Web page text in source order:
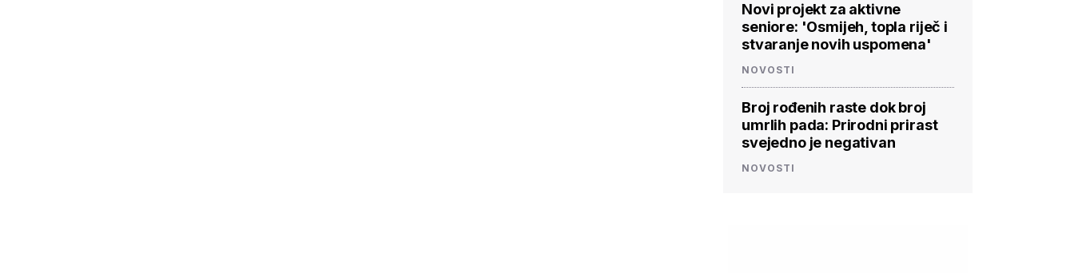
Novi projekt za aktivne
seniore: 'Osmijeh, topla riječ i
stvaranje novih uspomena'
NOVOSTI
Broj rođenih raste dok broj
umrlih pada: Prirodni prirast
svejedno je negativan
NOVOSTI